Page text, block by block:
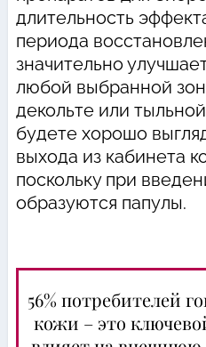
длительность
периода
значительно
любой выбранной
декольте или
будете хорошо
выхода из кабинета
поскольку при
образуются папулы.
56% потребителей
кожи – это